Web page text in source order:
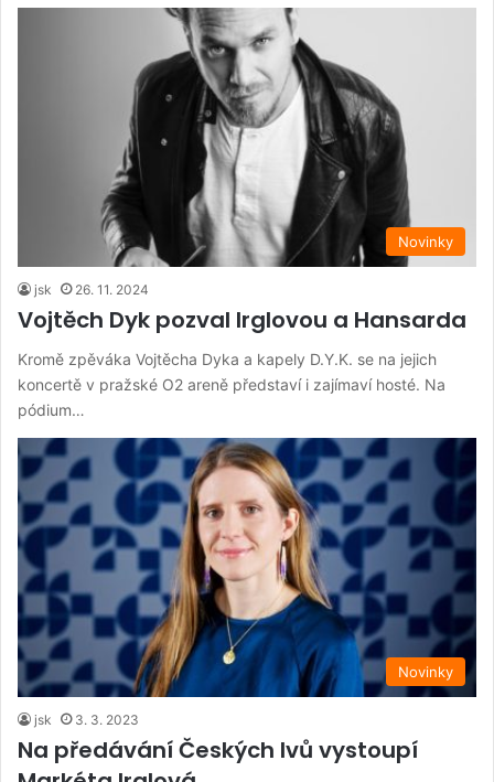
Novinky
jsk 26. 11. 2024
Vojtěch Dyk pozval Irglovou a Hansarda
Kromě zpěváka Vojtěcha Dyka a kapely D.Y.K. se na jejich
koncertě v pražské O2 areně představí i zajímaví hosté. Na
pódium…
Novinky
jsk 3. 3. 2023
Na předávání Českých lvů vystoupí